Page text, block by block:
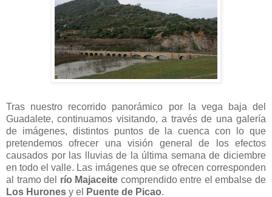
Tras nuestro recorrido panorámico por la vega baja del
Guadalete, continuamos visitando, a través de una galería
de imágenes, distintos puntos de la cuenca con lo que
pretendemos ofrecer una visión general de los efectos
causados por las lluvias de la última semana de diciembre
en todo el valle. Las imágenes que se ofrecen corresponden
al tramo del río Majaceite comprendido entre el embalse de
Los Hurones y el Puente de Picao.